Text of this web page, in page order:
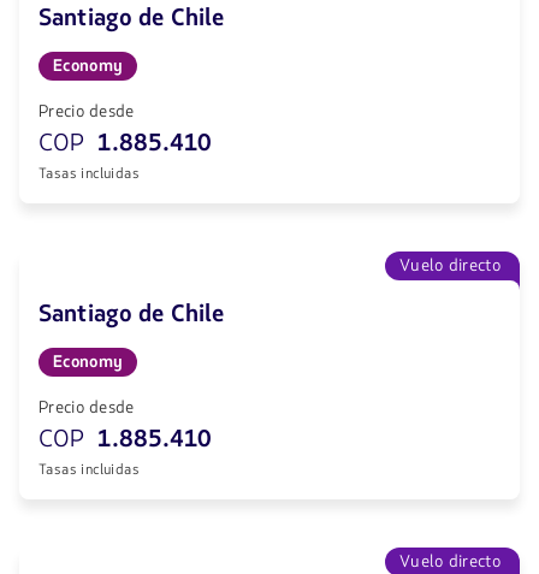
Santiago de Chile
Economy
Precio desde
COP 1.885.410
Tasas incluidas
Vuelo directo
Santiago de Chile
Economy
Precio desde
COP 1.885.410
Tasas incluidas
Vuelo directo